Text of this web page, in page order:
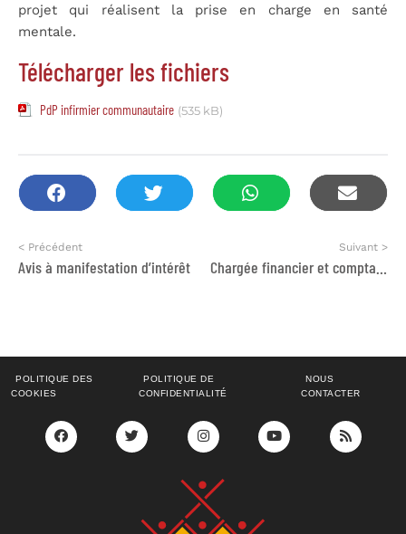
projet qui réalisent la prise en charge en santé
mentale.
Télécharger les fichiers
PdP infirmier communautaire (535 kB)
< Précédent
Avis à manifestation d’intérêt
Suivant >
POLITIQUE DES
COOKIES
POLITIQUE DE
CONFIDENTIALITÉ
NOUS
CONTACTER